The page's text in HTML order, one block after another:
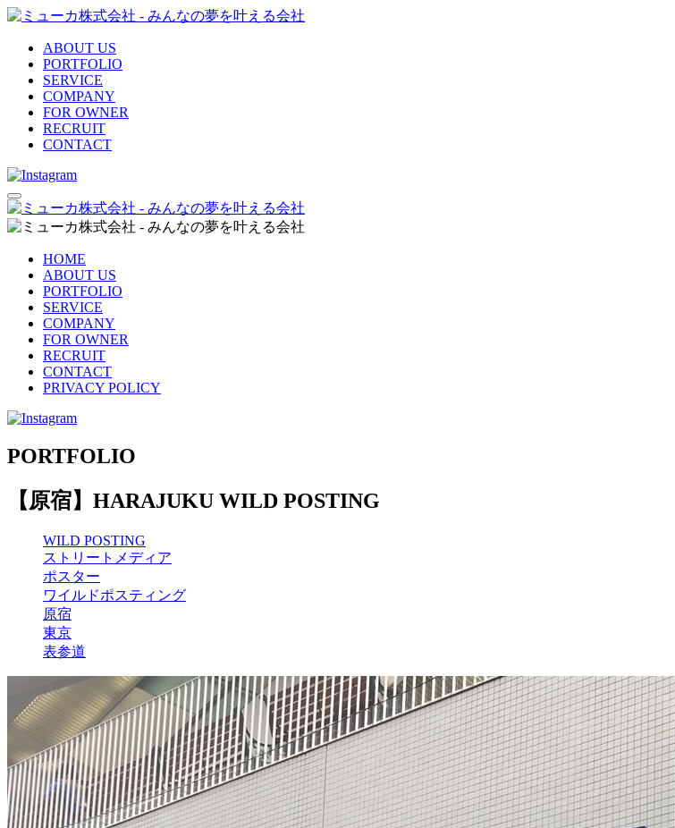
ABOUT US
PORTFOLIO
SERVICE
COMPANY
FOR OWNER
RECRUIT
CONTACT
HOME
ABOUT US
PORTFOLIO
SERVICE
COMPANY
FOR OWNER
RECRUIT
CONTACT
PRIVACY POLICY
PORTFOLIO
【原宿】HARAJUKU WILD POSTING
WILD POSTING
ストリートメディア
ポスター
ワイルドポスティング
原宿
東京
表参道